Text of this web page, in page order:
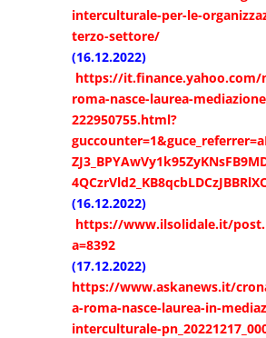
interculturale-per-le-
terzo-settore/
(16.12.2022)
https://it.finance.yahoo.com/
roma-nasce-laurea-
222950755.html?
(16.12.2022)
https://www.ilsolidale.it/
a=8392
(17.12.2022)
https://www.askanews.it/
a-roma-nasce-laurea-in-
interculturale-